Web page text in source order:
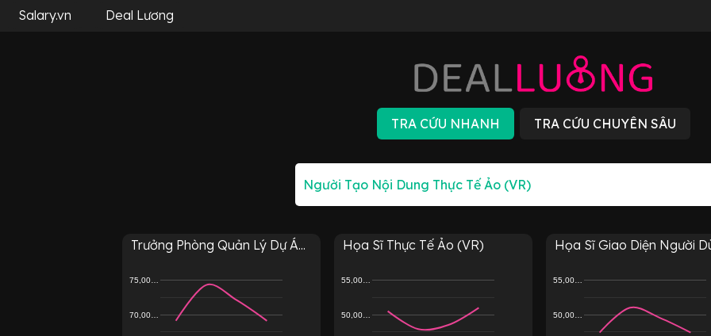
Salary.vn Deal Lương
Trưởng Phòng Quản Lý Dự Á...
70,00…
75,00…
Họa Sĩ Thực Tế Ảo (VR)
50,00…
55,00…
Họa Sĩ Giao Diện Người
50,00…
55,00…